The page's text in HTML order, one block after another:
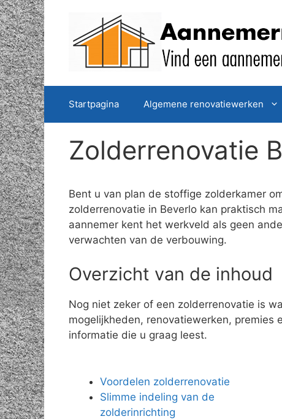
Spring
naar
de
inhoud
Startpagina Algemene renovatiewerken
Zolderrenovatie
Bent u van plan de stoffige zolderkamer
zolderrenovatie in Beverlo kan praktisch
aannemer kent het werkveld als geen
verwachten van de verbouwing.
Overzicht van de inhoud
Nog niet zeker of een zolderrenovatie is
mogelijkheden, renovatiewerken, premies
informatie die u graag leest.
Voordelen zolderrenovatie
Slimme indeling van de
zolderinrichting